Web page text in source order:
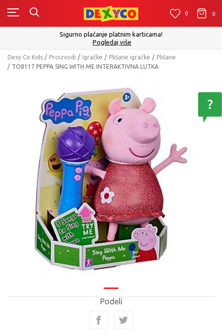
0 0
Sigurno plaćanje platnim karticama!
Pogledaj više
Dexy Co Kids Proizvodi Igračke Plišane igračke
Plišane
TO8117 PEPPA SING WITH ME INTERAKTIVNA LUTKA
Podeli